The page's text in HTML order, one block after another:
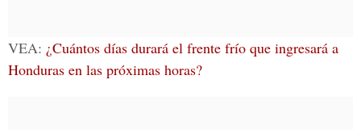
VEA: ¿Cuántos días durará el frente frío que ingresará a
Honduras en las próximas horas?